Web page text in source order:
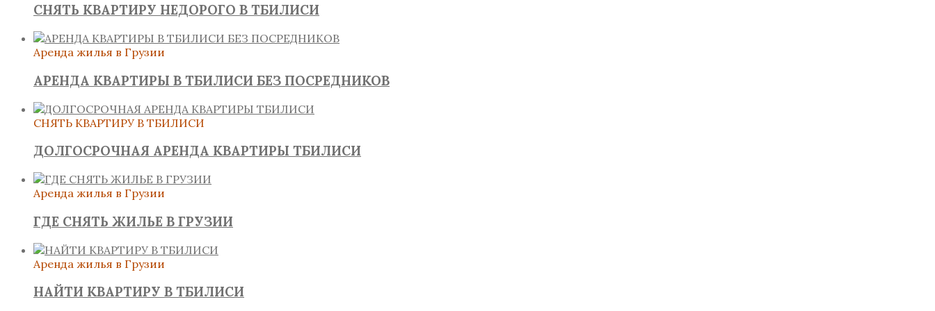
СНЯТЬ КВАРТИРУ НЕДОРОГО В ТБИЛИСИ
Аренда жилья в Грузии
АРЕНДА КВАРТИРЫ В ТБИЛИСИ БЕЗ ПОСРЕДНИКОВ
СНЯТЬ КВАРТИРУ В ТБИЛИСИ
ДОЛГОСРОЧНАЯ АРЕНДА КВАРТИРЫ ТБИЛИСИ
Аренда жилья в Грузии
ГДЕ СНЯТЬ ЖИЛЬЕ В ГРУЗИИ
Аренда жилья в Грузии
НАЙТИ КВАРТИРУ В ТБИЛИСИ